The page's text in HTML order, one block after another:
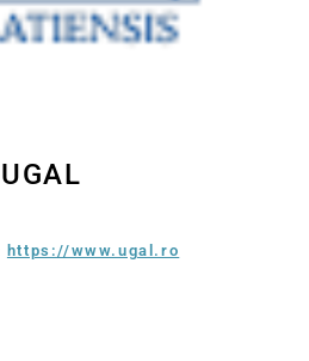
UGAL
https://www.ugal.ro